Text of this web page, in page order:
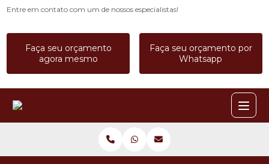
Entre em contato com um de nossos especialistas!
Faça seu orçamento
agora mesmo
Faça seu orçamento por
Whatsapp